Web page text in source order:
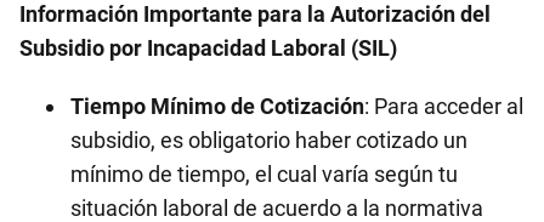
Información Importante para la Autorización del
Subsidio por Incapacidad Laboral (SIL)
Tiempo Mínimo de Cotización: Para acceder al
subsidio, es obligatorio haber cotizado un
mínimo de tiempo, el cual varía según tu
situación laboral de acuerdo a la normativa